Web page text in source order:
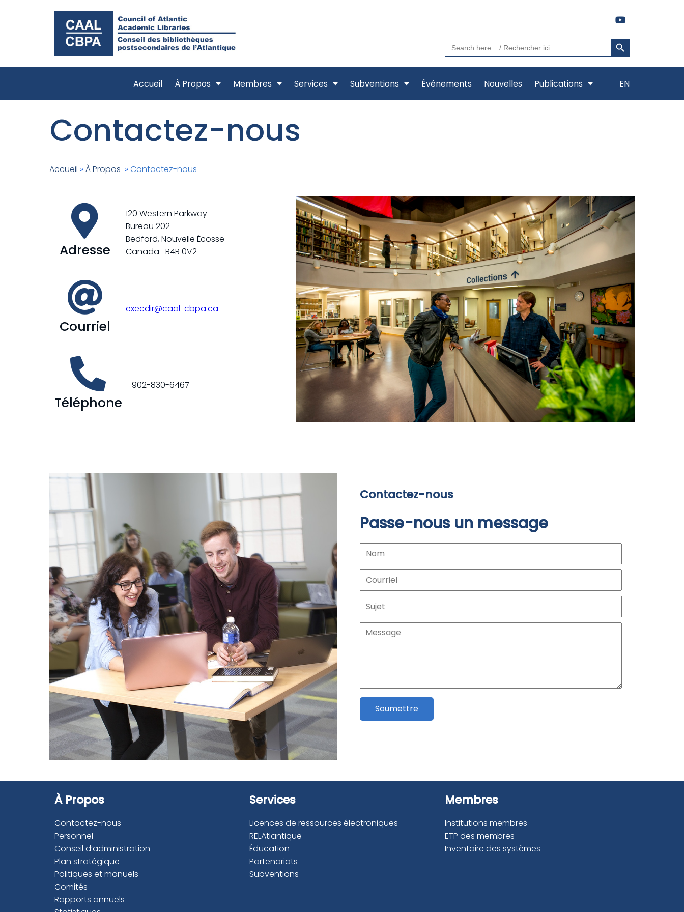
Search
for:
Search Button
Accueil À Propos Membres Services Subventions Événements Nouvelles Publications EN
Contactez-nous
Accueil » À Propos » Contactez-nous
Adresse
120 Western Parkway
Bureau 202
Bedford, Nouvelle Écosse
Canada B4B 0V2
Courriel
execdir@caal-cbpa.ca
Téléphone
902-830-6467
Contactez-nous
Passe-nous un message
Soumettre
À Propos
Contactez-nous
Personnel
Conseil d’administration
Plan stratégique
Politiques et manuels
Comités
Rapports annuels
Services
Licences de ressources électroniques
RELAtlantique
Éducation
Partenariats
Subventions
Membres
Institutions membres
ETP des membres
Inventaire des systèmes